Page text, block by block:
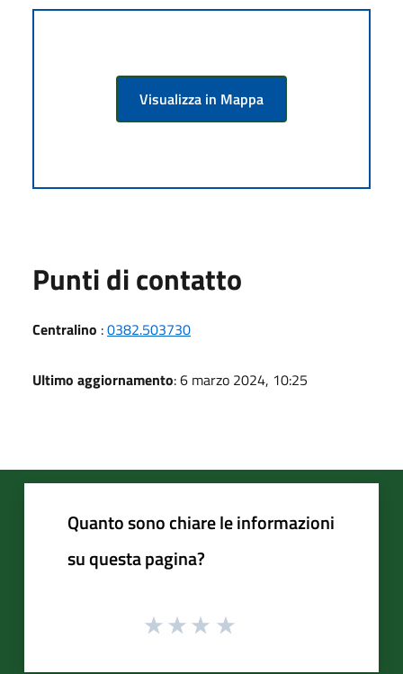
Visualizza in Mappa
Punti di contatto
Centralino :0382.503730
Ultimo aggiornamento: 6 marzo 2024, 10:25
Quanto sono chiare le informazioni
su questa pagina?